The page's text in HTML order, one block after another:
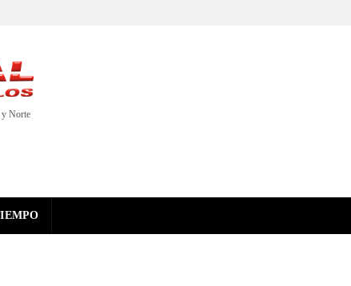
y Norte